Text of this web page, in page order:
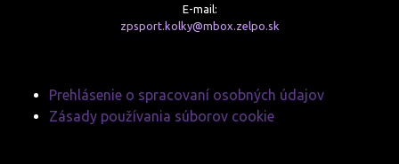
Prehlásenie o spracovaní osobných údajov
GENERÁLNY PARTNER